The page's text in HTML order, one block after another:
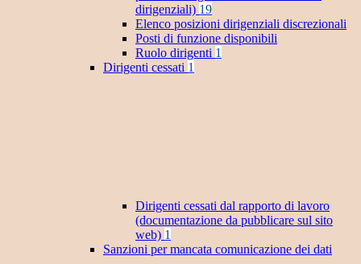
dirigenziali) 19
Elenco posizioni dirigenziali discrezionali
Posti di funzione disponibili
Ruolo dirigenti 1
Dirigenti cessati 1
Dirigenti cessati dal rapporto di lavoro
(documentazione da pubblicare sul sito
web) 1
Sanzioni per mancata comunicazione dei dati